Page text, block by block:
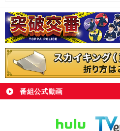
番組公式動画